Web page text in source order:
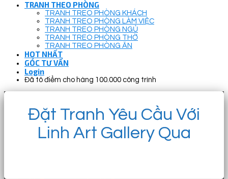
TRANH THEO PHÒNG
TRANH TREO PHÒNG KHÁCH
TRANH TREO PHÒNG LÀM VIỆC
TRANH TREO PHÒNG NGỦ
TRANH TREO PHÒNG THỜ
TRANH TREO PHÒNG ĂN
HOT NHẤT
GÓC TƯ VẤN
Login
Đã tô điểm cho hàng 100.000 công trình
Đặt Tranh Yêu Cầu Với
Linh Art Gallery Qua